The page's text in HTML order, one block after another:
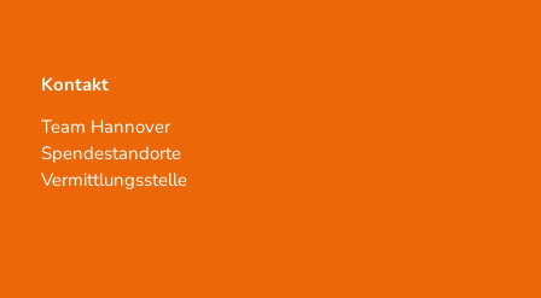
Kontakt
Team Hannover
Spendestandorte
Vermittlungsstelle